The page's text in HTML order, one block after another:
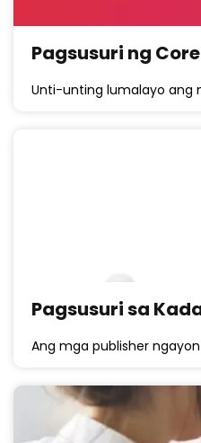
Pagsusuri ng
Unti-unting lumalayo ang
Pagsusuri sa
Ang mga publisher